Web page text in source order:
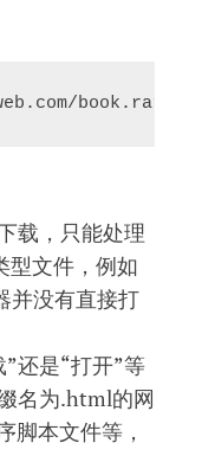
book.rar">下
载，只能处理
型文件，例如
并没有直接打
还是“打开”等
名为.html的网
脚本文件等，